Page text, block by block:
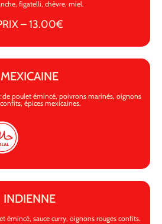
figatelli, chèvre, miel.
– 13.00€
MEXICAINE
poulet émincé, poivrons marinés, oignons
épices mexicaines.
INDIENNE
émincé, sauce curry, oignons rouges confits.